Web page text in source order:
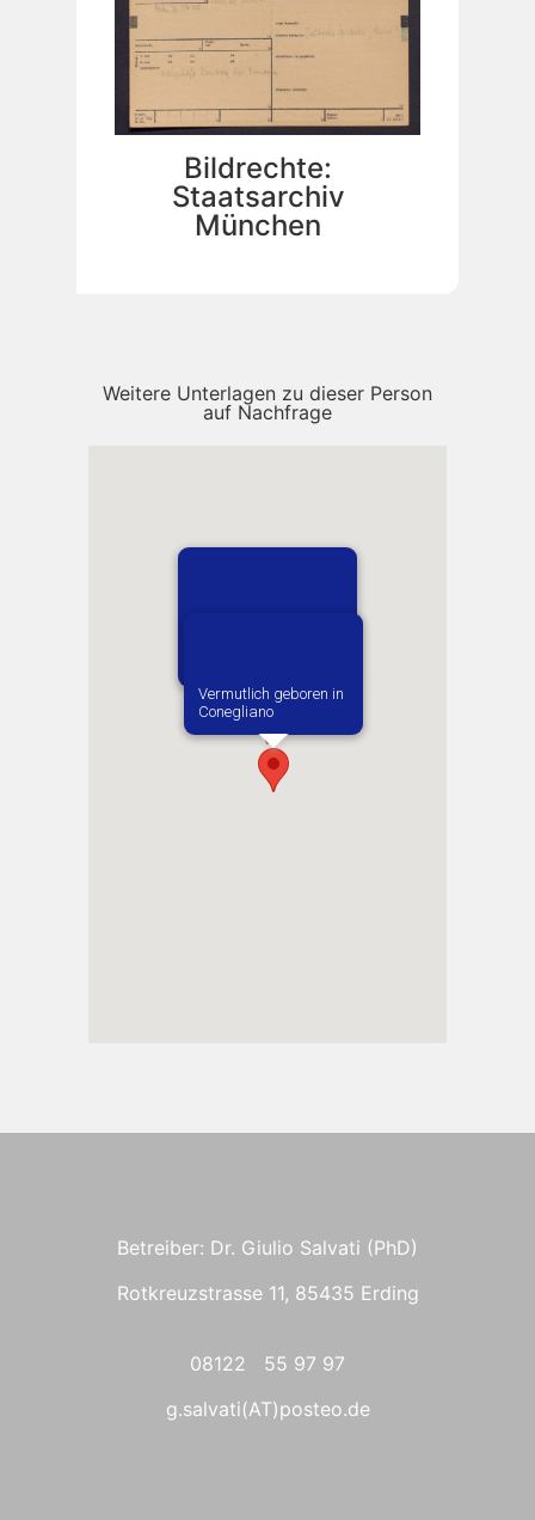
Bildrechte:
Staatsarchiv
München
Weitere Unterlagen zu dieser Person
auf Nachfrage
Vermutlich geboren in
Conegliano
Betreiber: Dr. Giulio Salvati (PhD)
Rotkreuzstrasse 11, 85435 Erding
08122 55 97 97
g.salvati(AT)posteo.de